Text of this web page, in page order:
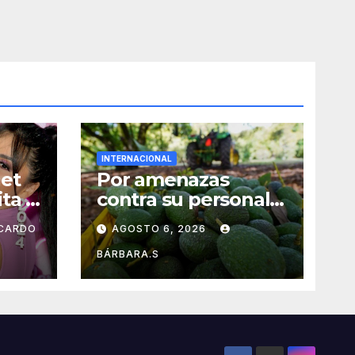
y
INTERNACIONAL
Por amenazas
contra su personal,
EU frena
exportación de
aguacate
AGOSTO 6, 2026
BÁRBARA.S